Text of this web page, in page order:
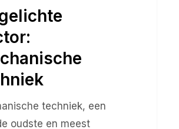
techniek, een
oudste en meest